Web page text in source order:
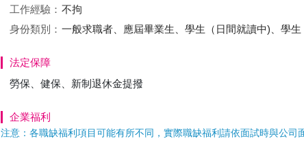
工作經驗： 不拘
身份類別： 一般求職者、應屆畢業生、學生（日間就讀中)、學
法定保障
勞保、健保、新制退休金提撥
企業福利
注意：各職缺福利項目可能有所不同，實際職缺福利請依面試時與公司